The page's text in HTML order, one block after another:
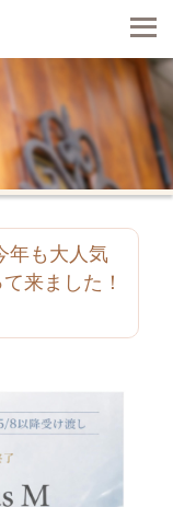
年も大人気
来ました！